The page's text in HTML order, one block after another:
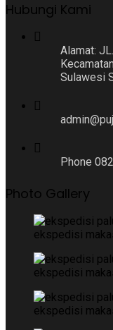
Hubungi Kami
Alamat:
Sulawesi
Phone
Photo Gallery
ekspedisi
ekspedisi
ekspedisi